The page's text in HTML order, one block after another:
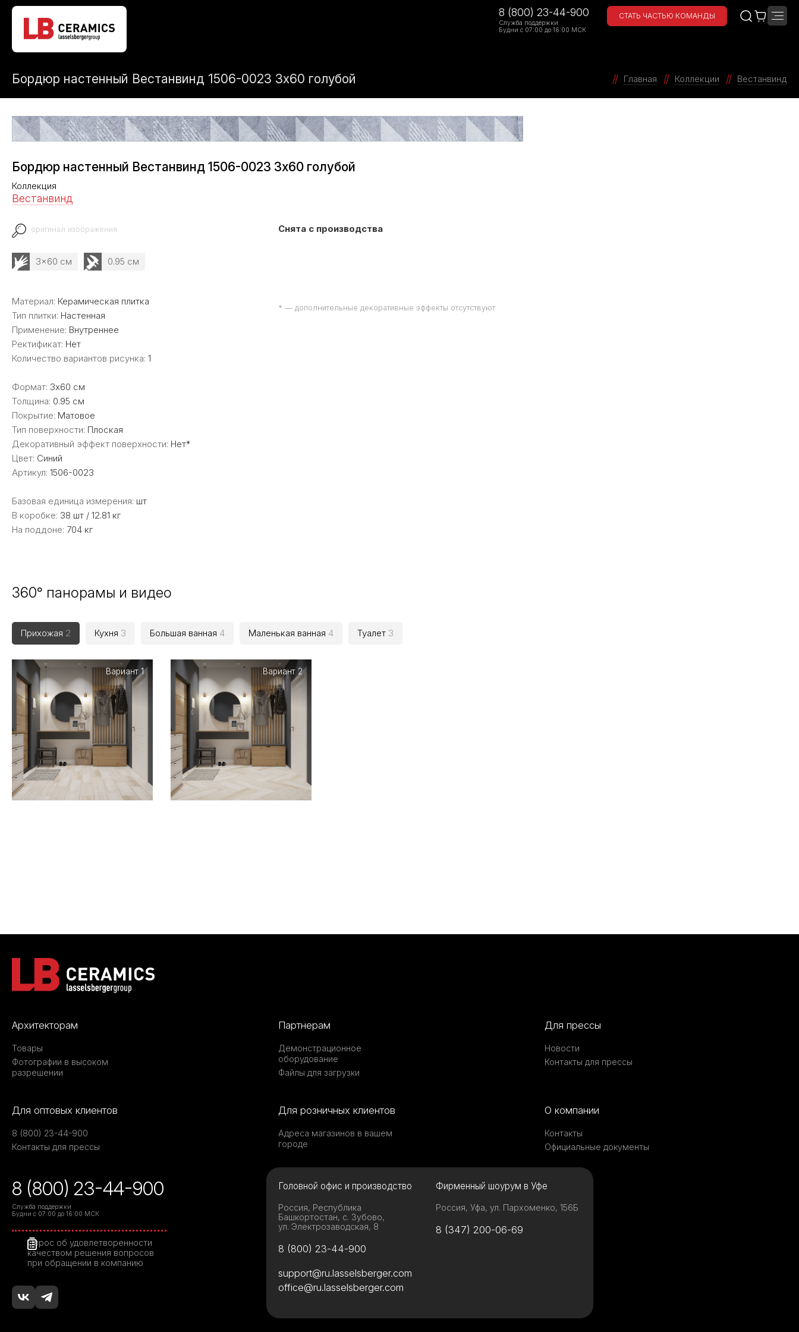
8 (800) 23-44-900
Служба поддержки
Будни с 07:00 до 16:00 МСК
СТАТЬ ЧАСТЬЮ КОМАНДЫ
Бордюр настенный Вестанвинд 1506-0023 3x60 голубой Главная Коллекции Вестанвинд
Бордюр настенный Вестанвинд 1506-0023 3x60 голубой
Коллекция
Вестанвинд
оригинал изображения
3x60 см 0.95 см
Снята с производства
Материал: Керамическая плитка
Тип плитки: Настенная
Применение: Внутреннее
Ректификат: Нет
Количество вариантов рисунка: 1
Формат: 3x60 см
Толщина: 0.95 см
Покрытие: Матовое
Тип поверхности: Плоская
Декоративный эффект поверхности: Нет*
Цвет: Синий
Артикул: 1506-0023
Базовая единица измерения: шт
В коробке: 38 шт / 12.81 кг
На поддоне: 704 кг
* — дополнительные декоративные эффекты отсутствуют
360° панорамы и видео
Прихожая 2 Кухня 3 Большая ванная 4 Маленькая ванная 4 Туалет 3
Вариант 1 Вариант 2
Архитекторам
Товары
Фотографии в высоком
разрешении
Партнерам
Демонстрационное
оборудование
Файлы для загрузки
Для прессы
Новости
Контакты для прессы
Для оптовых клиентов
8 (800) 23-44-900
Контакты для прессы
Для розничных клиентов
Адреса магазинов в вашем
городе
О компании
Контакты
Официальные документы
8 (800) 23-44-900
Служба поддержки
Будни с 07:00 до 16:00 МСК
Опрос об удовлетворенности
качеством решения вопросов
при обращении в компанию
Головной офис и производство
Россия, Республика
Башкортостан, с. Зубово,
ул. Электрозаводская, 8
8 (800) 23-44-900
Фирменный шоурум в Уфе
Россия, Уфа, ул. Пархоменко, 156Б
8 (347) 200-06-69
support@ru.lasselsberger.com
office@ru.lasselsberger.com